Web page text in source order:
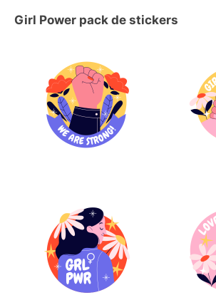
Girl Power pack de stickers